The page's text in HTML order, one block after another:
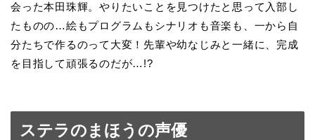
会った本田珠輝。やりたいことを見つけたと思って入部し
たものの…絵もプログラムもシナリオも音楽も、一から自
分たちで作るのって大変！先輩や幼なじみと一緒に、完成
を目指して頑張るのだが…!?
ステラのまほうの声優